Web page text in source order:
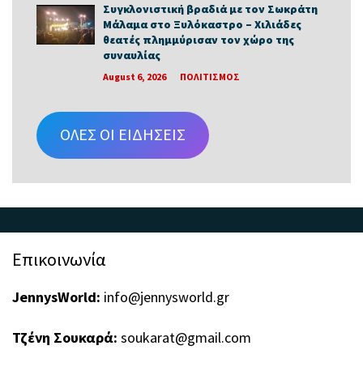
Συγκλονιστική βραδιά με τον Σωκράτη
Μάλαμα στο Ξυλόκαστρο – Χιλιάδες
θεατές πλημμύρισαν τον χώρο της
συναυλίας
August 6, 2026 ΠΟΛΙΤΙΣΜΟΣ
ΟΛΕΣ ΟΙ ΕΙΔΗΣΕΙΣ
Επικοινωνία
JennysWorld: info@jennysworld.gr
Τζένη Σουκαρά: soukarat@gmail.com